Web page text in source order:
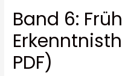
Band 6:
PDF)